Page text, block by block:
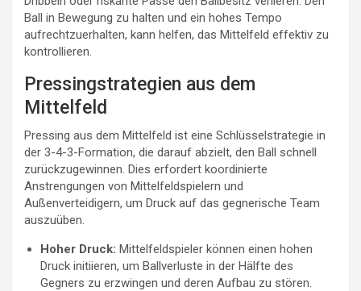
Ball in Bewegung zu halten und ein hohes Tempo
aufrechtzuerhalten, kann helfen, das Mittelfeld effektiv zu
kontrollieren.
Pressingstrategien aus dem
Mittelfeld
Pressing aus dem Mittelfeld ist eine Schlüsselstrategie in
der 3-4-3-Formation, die darauf abzielt, den Ball schnell
zurückzugewinnen. Dies erfordert koordinierte
Anstrengungen von Mittelfeldspielern und
Außenverteidigern, um Druck auf das gegnerische Team
auszuüben.
Hoher Druck: Mittelfeldspieler können einen hohen
Druck initiieren, um Ballverluste in der Hälfte des
Gegners zu erzwingen und deren Aufbau zu stören.